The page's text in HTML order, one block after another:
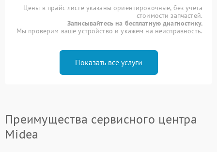
Цены в прайс-листе указаны ориентировочные, без учета
стоимости запчастей.
Записывайтесь на бесплатную диагностику.
Мы проверим ваше устройство и укажем на неисправность.
Показать все услуги
Преимущества сервисного центра
Midea